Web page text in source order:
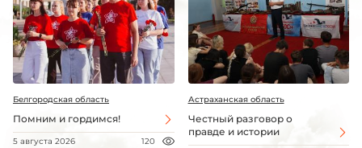
Белгородская область
Помним и гордимся!
5 августа 2026 120
Астраханская область
Честный разговор о
правде и истории